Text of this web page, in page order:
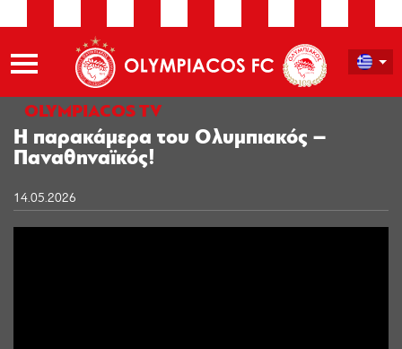
OLYMPIACOS TV
Η παρακάμερα του Ολυμπιακός –
Παναθηναϊκός!
14.05.2026